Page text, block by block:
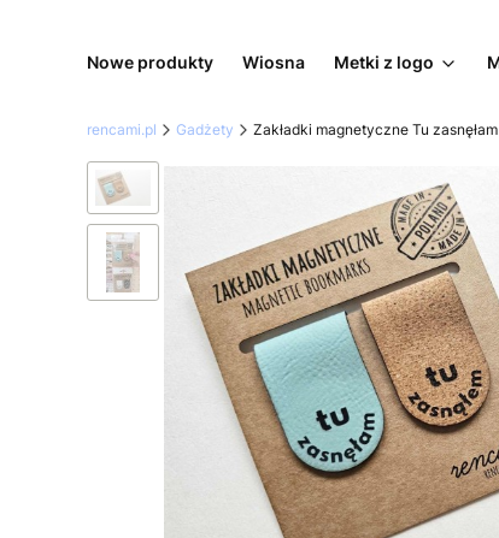
Nowe produkty Wiosna Metki z logo
rencami.pl Gadżety Zakładki magnetyczne Tu